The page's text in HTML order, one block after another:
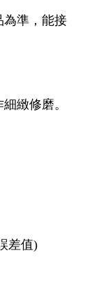
為準，能接
緻修磨。
差值)